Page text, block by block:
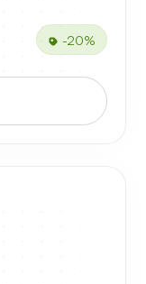
-20%